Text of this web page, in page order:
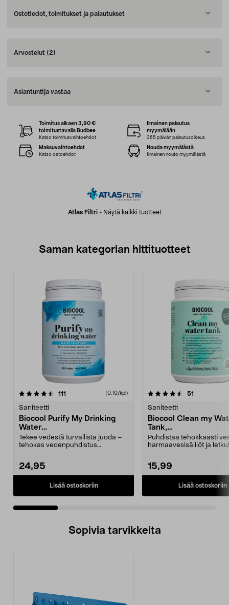
Ostotiedot, toimitukset ja palautukset
Arvostelut (2)
Asiantuntija vastaa
Atlas Filtri- Näytä kaikki tuotteet
Toimitus alkaen 3,90 €
toimitustavalla Budbee
Katso toimitusvaihtoehdot
Ilmainen palautus
myymälään
365 päivän palautusoikeus
Maksuvaihtoehdot
Katso ostoehdot
Nouda myymälästä
Ilmainen nouto myymälästä
Saman kategorian hittituotteet
111 (0,10/kpl)
Saniteetti
Biocool Purify My Drinking
Water
Vedenpuhdistustabletit, 250
kpl
Tekee vedestä turvallista juoda –
tehokas vedenpuhdistus
24,95
Lisää ostoskoriin
4.5 viidestä
51
Saniteetti
Biocool Clean my
Tank,
kpl
Puhdistaa tehokkaasti
harmaavesisäiliöt ja
15,99
Lisää ostoskoriin
4.5 viidestä
Sopivia tarvikkeita